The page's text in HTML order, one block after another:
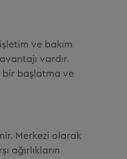
ve bakım
vardır.
bir başlatma ve
Merkezi olarak
ağırlıkların